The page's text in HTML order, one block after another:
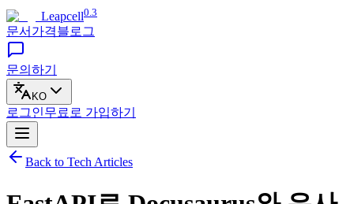
Leapcell0.3
문서 가격블로그
문의하기
KO
로그인무료로 가입하기
Back to Tech Articles